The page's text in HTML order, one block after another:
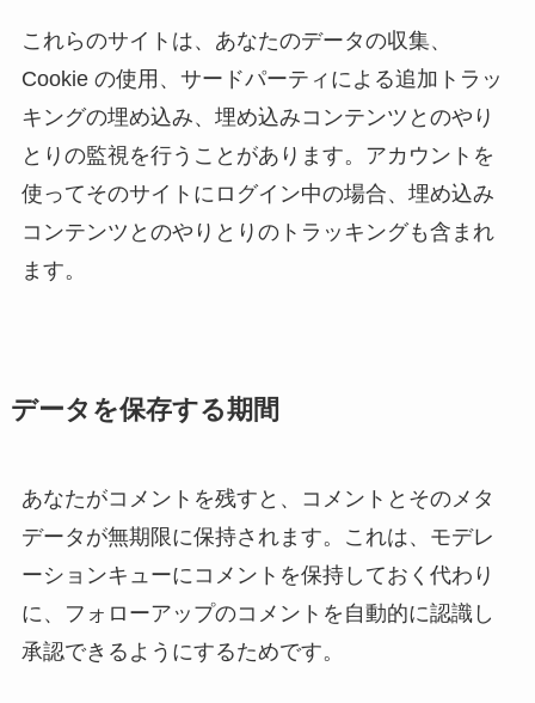
これらのサイトは、あなたのデータの収集、
Cookie の使用、サードパーティによる追加トラッ
キングの埋め込み、埋め込みコンテンツとのやり
とりの監視を行うことがあります。アカウントを
使ってそのサイトにログイン中の場合、埋め込み
コンテンツとのやりとりのトラッキングも含まれ
ます。
データを保存する期間
あなたがコメントを残すと、コメントとそのメタ
データが無期限に保持されます。これは、モデレ
ーションキューにコメントを保持しておく代わり
に、フォローアップのコメントを自動的に認識し
承認できるようにするためです。